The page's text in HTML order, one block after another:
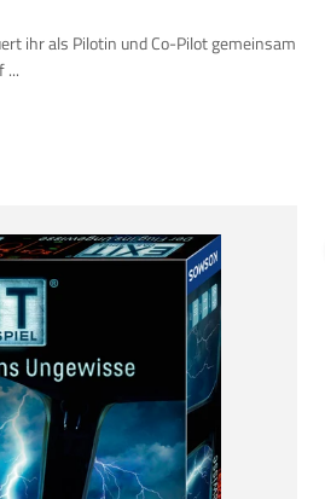
ihr als Pilotin und Co-Pilot gemeinsam
...